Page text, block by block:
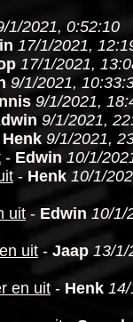
1/2021, 0:52:10
17/1/2021,
17/1/2021,
9/1/2021,
9/1/2021,
9/1/2021,
Henk 9/1/2021,
- Edwin 10/1/
- Henk 10/1/
uit- Edwin 10/1/
uit - Jaap 13/1/
en uit - Henk